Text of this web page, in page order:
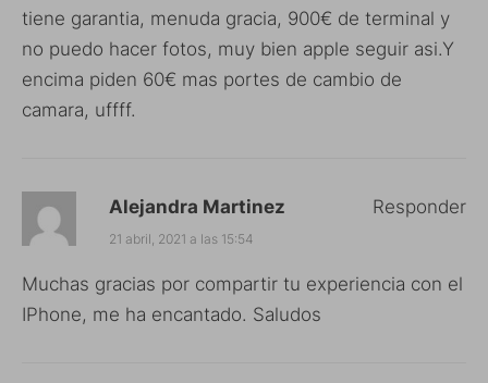
tiene garantia, menuda gracia, 900€ de terminal y
no puedo hacer fotos, muy bien apple seguir asi.Y
encima piden 60€ mas portes de cambio de
camara, uffff.
Alejandra Martinez
21 abril, 2021 a las 15:54
Muchas gracias por compartir tu experiencia con el
IPhone, me ha encantado. Saludos
Responder